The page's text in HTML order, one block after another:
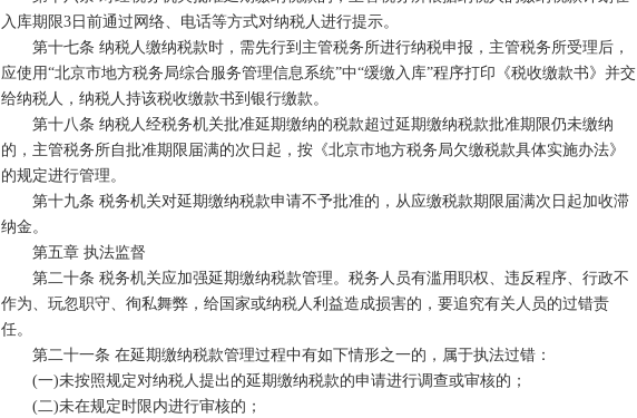
入库期限3日前通过网络、电话等方式对纳税人进行提示。
第十七条 纳税人缴纳税款时，需先行到主管税务所进行纳税申报，主管税务所受理后，
应使用“北京市地方税务局综合服务管理信息系统”中“缓缴入库”程序打印《税收缴款书》并交
给纳税人，纳税人持该税收缴款书到银行缴款。
第十八条 纳税人经税务机关批准延期缴纳的税款超过延期缴纳税款批准期限仍未缴纳
的，主管税务所自批准期限届满的次日起，按《北京市地方税务局欠缴税款具体实施办法》
的规定进行管理。
第十九条 税务机关对延期缴纳税款申请不予批准的，从应缴税款期限届满次日起加收滞
纳金。
第五章 执法监督
第二十条 税务机关应加强延期缴纳税款管理。税务人员有滥用职权、违反程序、行政不
作为、玩忽职守、徇私舞弊，给国家或纳税人利益造成损害的，要追究有关人员的过错责
任。
第二十一条 在延期缴纳税款管理过程中有如下情形之一的，属于执法过错：
(一)未按照规定对纳税人提出的延期缴纳税款的申请进行调查或审核的；
(二)未在规定时限内进行审核的；